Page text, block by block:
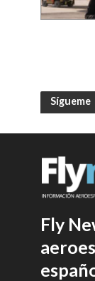
Sígueme
Fly